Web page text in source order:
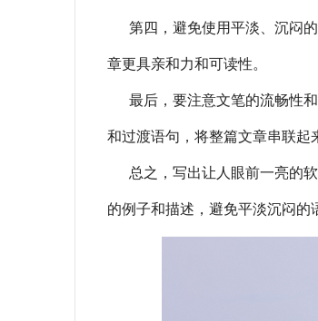
第四，避免使用平淡、沉闷
章更具亲和力和可读性。
最后，要注意文笔的流畅性
和过渡语句，将整篇文章串联起
总之，写出让人眼前一亮的
的例子和描述，避免平淡沉闷的